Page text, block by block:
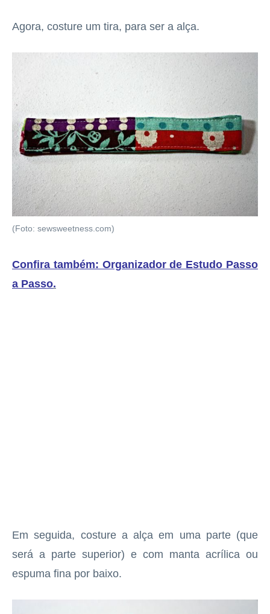
Agora, costure um tira, para ser a alça.
(Foto: sewsweetness.com)
Confira também: Organizador de Estudo Passo
a Passo.
Em seguida, costure a alça em uma parte (que
será a parte superior) e com manta acrílica ou
espuma fina por baixo.